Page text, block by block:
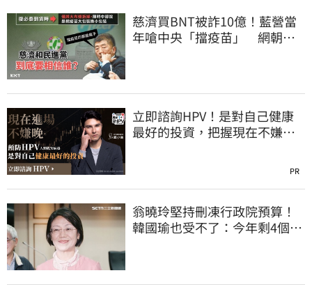
慈濟買BNT被詐10億！藍營當
年嗆中央「擋疫苗」 網朝
立即諮詢HPV！是對自己健康
最好的投資，把握現在不嫌
PR
翁曉玲堅持刪凍行政院預算！
韓國瑜也受不了：今年剩4個月